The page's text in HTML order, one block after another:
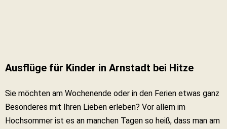
Ausflüge für Kinder in Arnstadt bei Hitze
Sie möchten am Wochenende oder in den Ferien etwas ganz
Besonderes mit Ihren Lieben erleben? Vor allem im
Hochsommer ist es an manchen Tagen so heiß, dass man am